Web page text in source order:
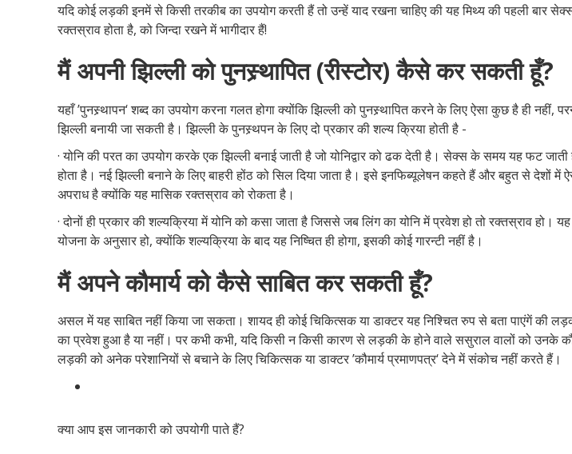
यदि कोई लड़की इनमें से किसी तरकीब का उपयोग करती हैं तो उन्हें याद रखना चाहिए की यह मिथ्य की पहली बार
रक्तस्राव होता है, को जिन्दा रखने में भागीदार हैं!
मैं अपनी झिल्ली को पुनस्र्थापित (रीस्टोर) कैसे कर सकती हूँ?
यहाँ ’पुनस्र्थापन‘ शब्द का उपयोग करना गलत होगा क्योंकि झिल्ली को पुनस्र्थापित करने के लिए ऐसा कुछ है ही नहीं,
झिल्ली बनायी जा सकती है। झिल्ली के पुनस्र्थपन के लिए दो प्रकार की शल्य क्रिया होती है -
· योनि की परत का उपयोग करके एक झिल्ली बनाई जाती है जो योनिद्वार को ढक देती है। सेक्स के समय यह फट
होता है। नई झिल्ली बनाने के लिए बाहरी होंठ को सिल दिया जाता है। इसे इनफिब्यूलेषन कहते हैं और बहुत से देशों में
अपराध है क्योंकि यह मासिक रक्तस्राव को रोकता है।
· दोनों ही प्रकार की शल्यक्रिया में योनि को कसा जाता है जिससे जब लिंग का योनि में प्रवेश हो तो रक्तस्राव हो।
योजना के अनुसार हो, क्योंकि शल्यक्रिया के बाद यह निष्चित ही होगा, इसकी कोई गारन्टी नहीं है।
मैं अपने कौमार्य को कैसे साबित कर सकती हूँ?
असल में यह साबित नहीं किया जा सकता। शायद ही कोई चिकित्सक या डाक्टर यह निश्चित रुप से बता पाएंगें की
का प्रवेश हुआ है या नहीं। पर कभी कभी, यदि किसी न किसी कारण से लड़की के होने वाले ससुराल वालों को उनके
लड़की को अनेक परेशानियों से बचाने के लिए चिकित्सक या डाक्टर ’कौमार्य प्रमाणपत्र‘ देने में संकोच नहीं करते हैं।
क्या आप इस जानकारी को उपयोगी पाते हैं?